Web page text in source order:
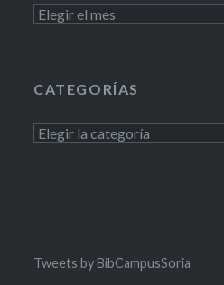
Archivos
CATEGORÍAS
Categorías
Tweets by BibCampusSoria